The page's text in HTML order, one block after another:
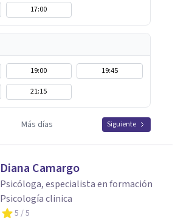
17:00
19:00
19:45
21:15
Más días Siguiente
Diana Camargo
Psicóloga, especialista en formación
Psicología clinica
5 / 5